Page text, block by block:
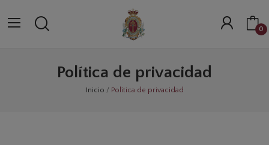
0
Política de privacidad
Inicio Política de privacidad